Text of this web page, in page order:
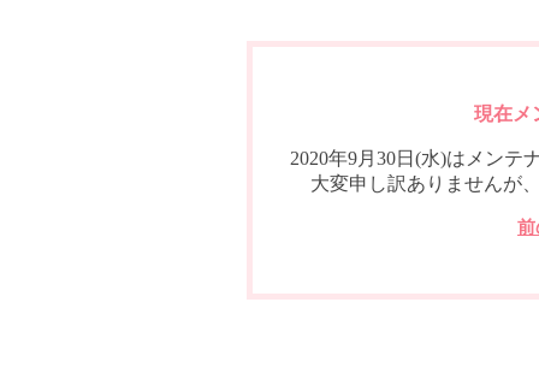
現在メ
2020年9月30日(水)はメンテ
大変申し訳ありませんが
前